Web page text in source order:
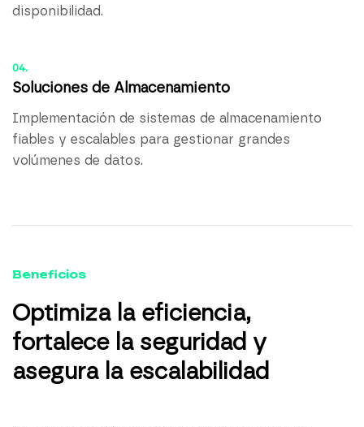
disponibilidad.
04.
Soluciones de Almacenamiento
Implementación de sistemas de almacenamiento
fiables y escalables para gestionar grandes
volúmenes de datos.
Beneficios
Optimiza la eficiencia,
fortalece la seguridad y
asegura la escalabilidad